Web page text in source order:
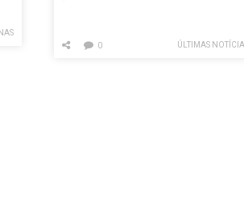
ÚLTIMAS
0